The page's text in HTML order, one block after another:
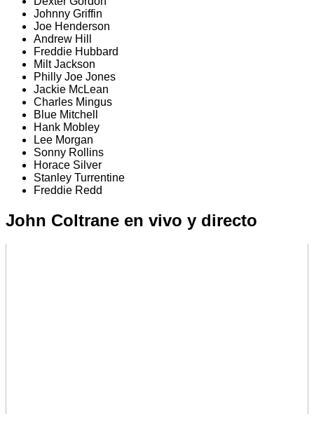
Johnny Griffin
Joe Henderson
Andrew Hill
Freddie Hubbard
Milt Jackson
Philly Joe Jones
Jackie McLean
Charles Mingus
Blue Mitchell
Hank Mobley
Lee Morgan
Sonny Rollins
Horace Silver
Stanley Turrentine
Freddie Redd
John Coltrane en vivo y directo